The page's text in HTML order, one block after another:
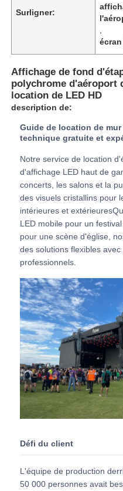
Spectacle de réalité
À propos de nous
Visite de l'usine
Contrôle de qualité
Nous contacter
Nouvelles
Cas
Demander un devis
Affichage de mur vidéo
écran d'affichage LED
Écran du concert LED
Location d'écrans à LED
Mur vidéo LED COB
Surligner:
Affichage de fond
polychrome d'aéroport
location de LED HD
description de:
Guide de location de
technique gratuite et
Notre service de location
d'affichage LED haut de
concerts, les salons et la
des visuels cristallins pour
intérieures et
LED mobile pour un
pour une scène d'église,
des solutions flexibles
professionnels.
Défi du client
L'équipe de production
50 000 personnes avait